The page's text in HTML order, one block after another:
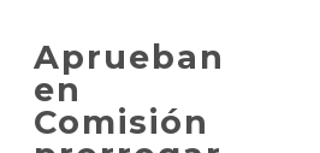
Aprueban
en
Comisión